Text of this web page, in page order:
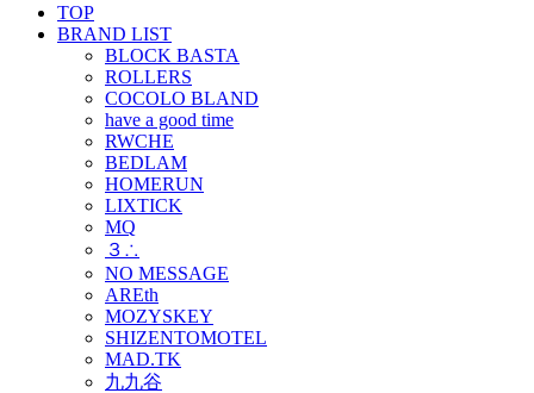
TOP
BRAND LIST
BLOCK BASTA
ROLLERS
COCOLO BLAND
have a good time
RWCHE
BEDLAM
HOMERUN
LIXTICK
MQ
３∴
NO MESSAGE
AREth
MOZYSKEY
SHIZENTOMOTEL
MAD.TK
九九谷